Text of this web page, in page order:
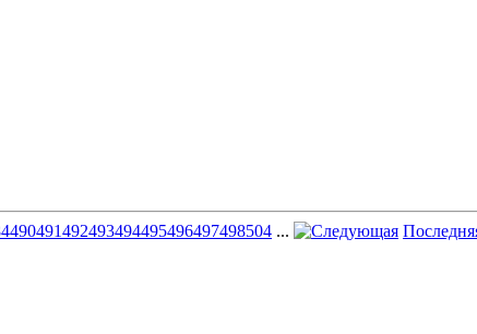
490491492493494495496497498504 ...